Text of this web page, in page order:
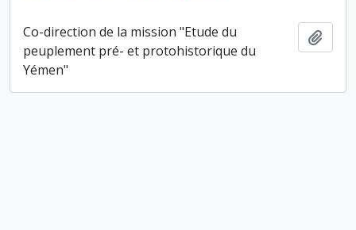
Co-direction de la mission "Etude du
peuplement pré- et protohistorique du
Yémen"